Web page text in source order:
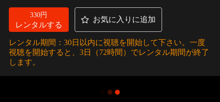
ィに近づく。
330円
レンタルする
お気に入りに追加
レンタル期間：30日以内に視聴を開始して下さい。一度
視聴を開始すると、3日（72時間）でレンタル期間が終了
します。